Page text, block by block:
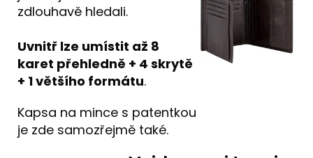
zdlouhavě hledali.
Uvnitř lze umístit až 8
karet přehledně + 4 skrytě
+ 1 většího formátu.
Kapsa na mince s patentkou
je zde samozřejmě také.